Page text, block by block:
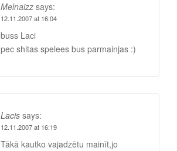
Melnaizz says:
12.11.2007 at 16:04
buss Laci
pec shitas spelees bus parmainjas :)
Lacis says:
12.11.2007 at 16:19
Tākā kautko vajadzētu mainīt,jo